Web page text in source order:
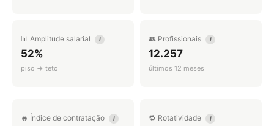
📊 Amplitude salarial i
52%
piso → teto
👥 Profissionais i
12.257
últimos 12 meses
🔥 Índice de contratação i 🔁 Rotatividade i